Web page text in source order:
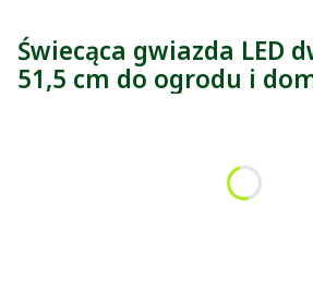
Świecąca gwiazda LED
51,5 cm do ogrodu i